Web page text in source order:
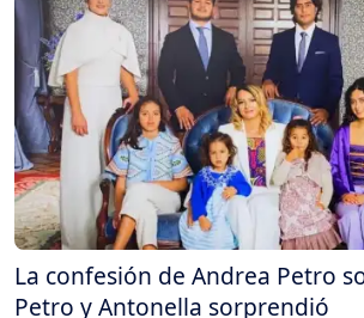
La confesión de Andrea Petro
Petro y Antonella sorprendió